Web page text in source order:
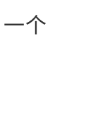
个